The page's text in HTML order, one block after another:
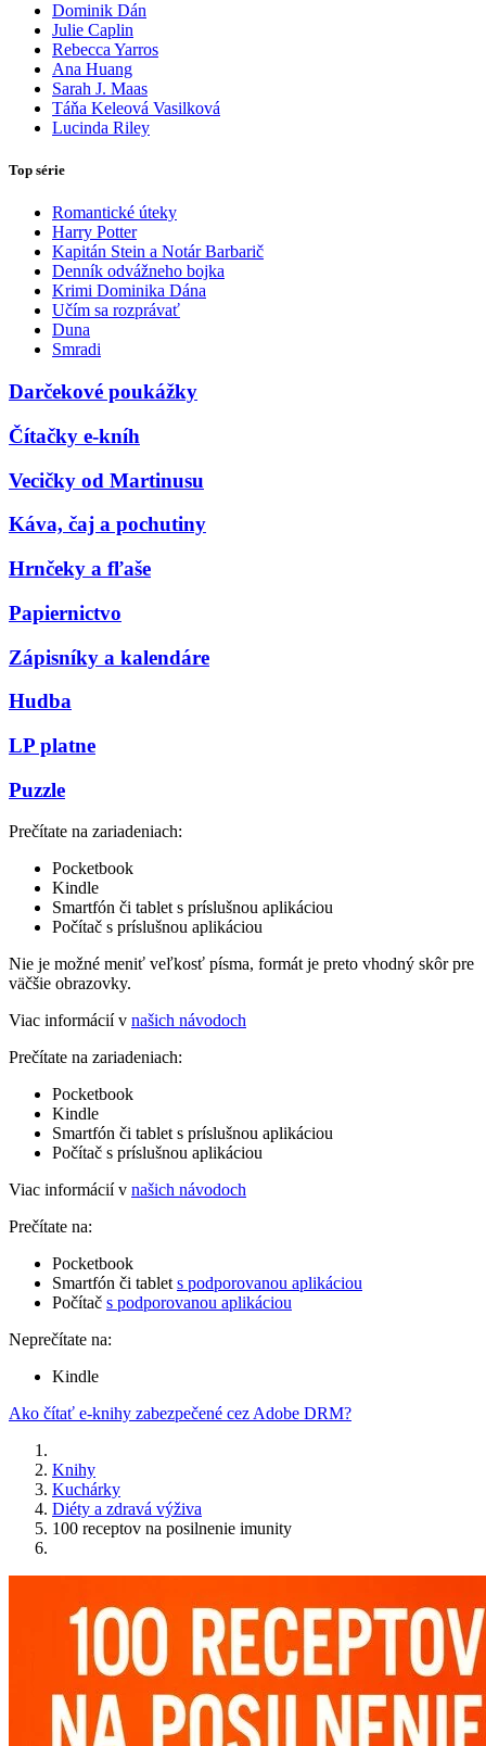
Dominik Dán
Julie Caplin
Rebecca Yarros
Ana Huang
Sarah J. Maas
Táňa Keleová Vasilková
Lucinda Riley
Top série
Romantické úteky
Harry Potter
Kapitán Stein a Notár Barbarič
Denník odvážneho bojka
Krimi Dominika Dána
Učím sa rozprávať
Duna
Smradi
Darčekové poukážky
Čítačky e-kníh
Vecičky od Martinusu
Káva, čaj a pochutiny
Hrnčeky a fľaše
Papiernictvo
Zápisníky a kalendáre
Hudba
LP platne
Puzzle
Prečítate na zariadeniach:
Pocketbook
Kindle
Smartfón či tablet s príslušnou aplikáciou
Počítač s príslušnou aplikáciou
Nie je možné meniť veľkosť písma, formát je preto vhodný skôr pre
väčšie obrazovky.
Viac informácií v našich návodoch
Prečítate na zariadeniach:
Pocketbook
Kindle
Smartfón či tablet s príslušnou aplikáciou
Počítač s príslušnou aplikáciou
Viac informácií v našich návodoch
Prečítate na:
Pocketbook
Smartfón či tablet s podporovanou aplikáciou
Počítač s podporovanou aplikáciou
Neprečítate na:
Kindle
Ako čítať e-knihy zabezpečené cez Adobe DRM?
Knihy
Kuchárky
Diéty a zdravá výživa
100 receptov na posilnenie imunity